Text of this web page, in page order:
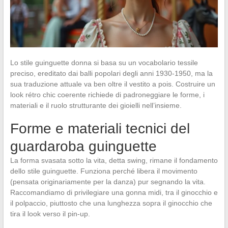
Lo stile guinguette donna si basa su un vocabolario tessile
preciso, ereditato dai balli popolari degli anni 1930-1950, ma la
sua traduzione attuale va ben oltre il vestito a pois. Costruire un
look rétro chic coerente richiede di padroneggiare le forme, i
materiali e il ruolo strutturante dei gioielli nell’insieme.
Forme e materiali tecnici del
guardaroba guinguette
La forma svasata sotto la vita, detta swing, rimane il fondamento
dello stile guinguette. Funziona perché libera il movimento
(pensata originariamente per la danza) pur segnando la vita.
Raccomandiamo di privilegiare una gonna midi, tra il ginocchio e
il polpaccio, piuttosto che una lunghezza sopra il ginocchio che
tira il look verso il pin-up.